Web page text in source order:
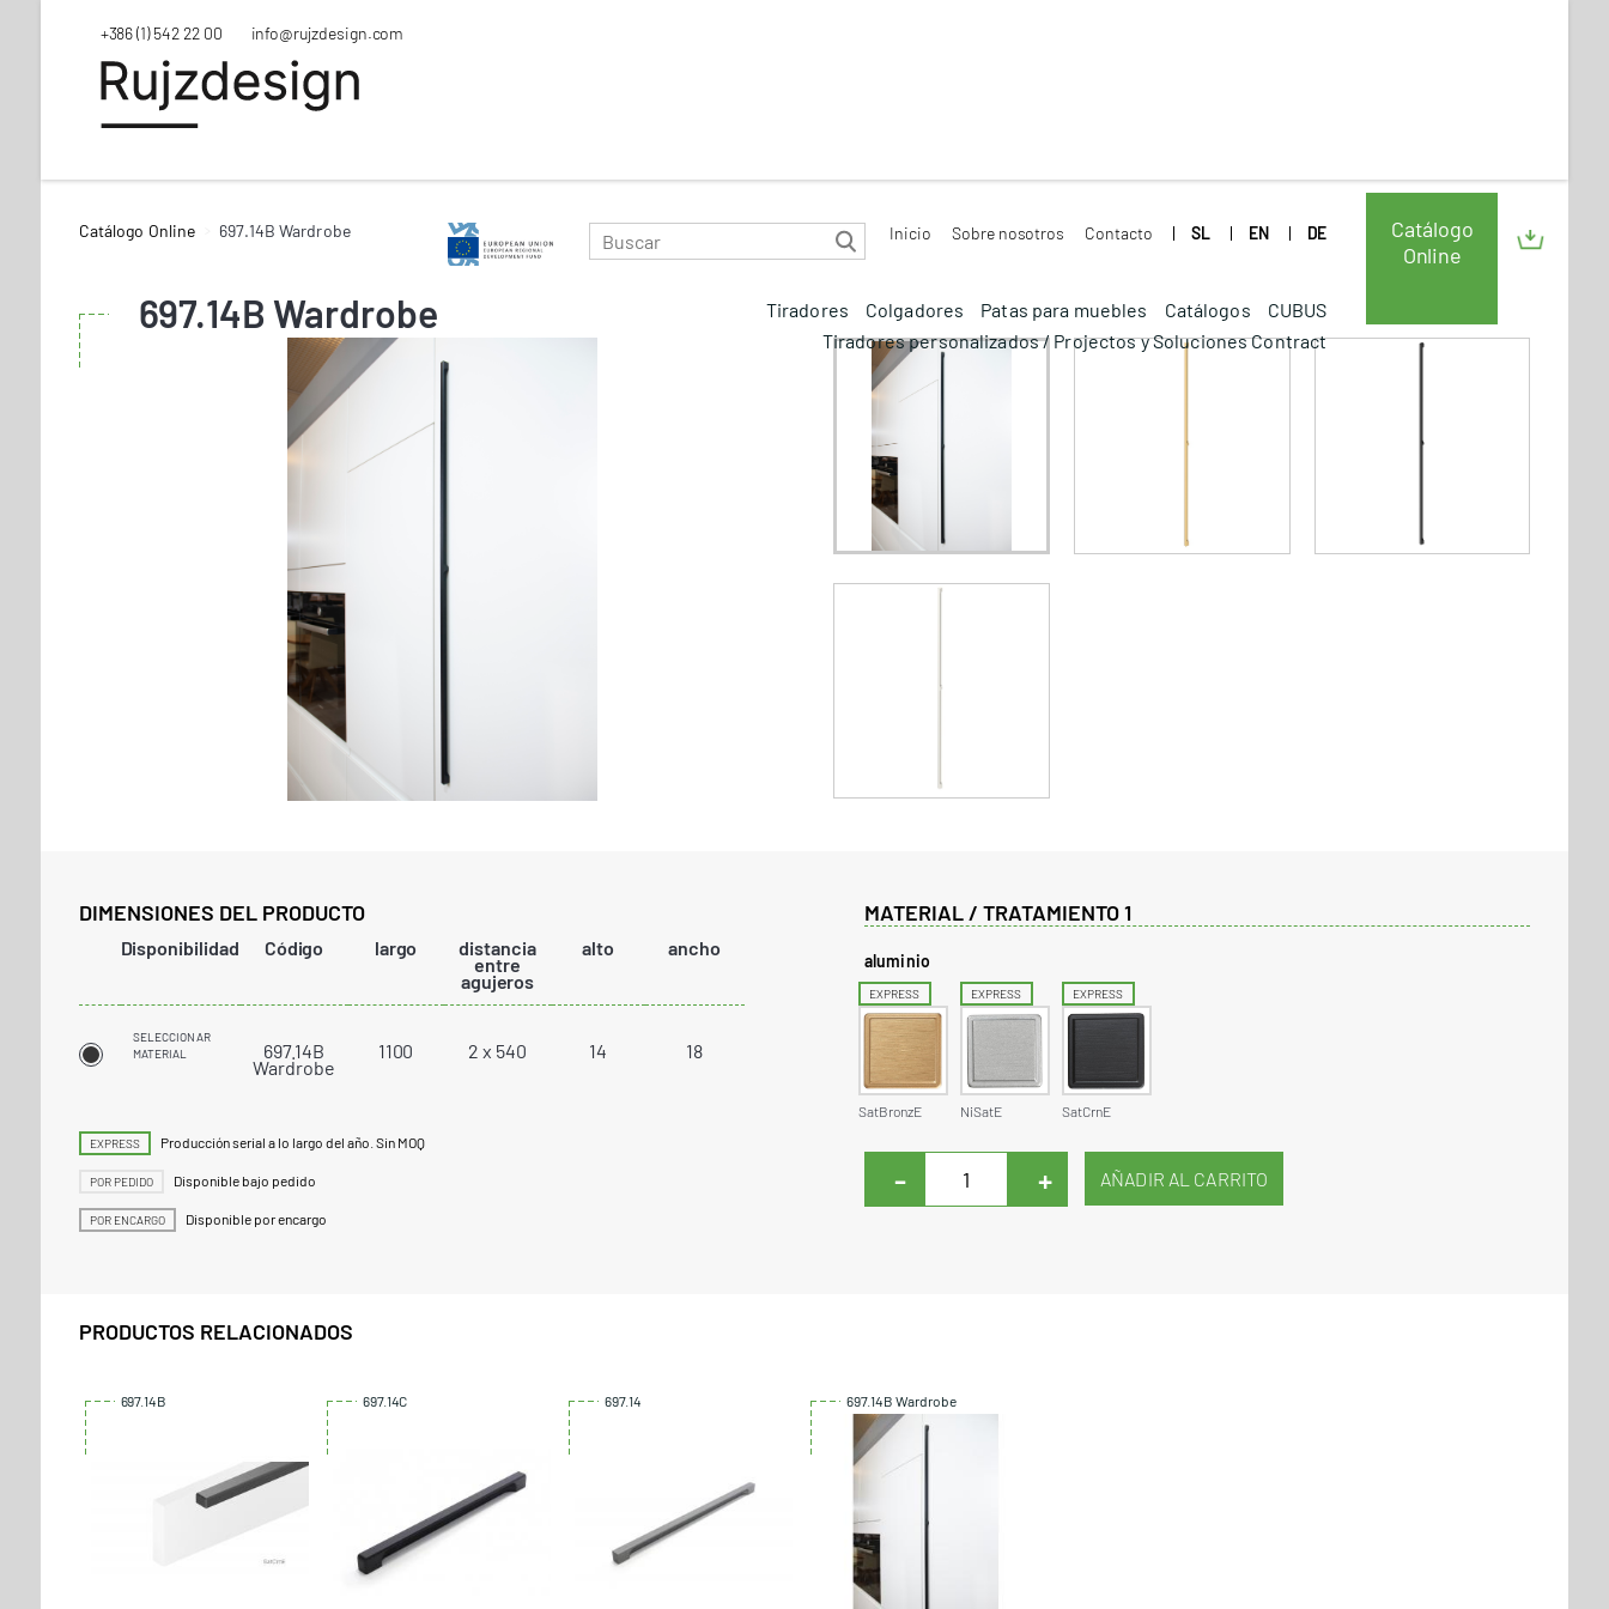
+386 (1) 542 22 00 info@rujzdesign.com
Inicio Sobre nosotros Contacto SL EN DE
Tiradores Colgadores Patas para muebles Catálogos
CUBUS
Tiradores personalizados / Projectos y Soluciones Contract
Catálogo
Online
Catálogo Online 697.14B Wardrobe
697.14B Wardrobe
DIMENSIONES DEL PRODUCTO
Disponibilidad Código largo distancia
entre
agujeros
alto ancho
SELECCIONAR
MATERIAL
697.14B
Wardrobe
1100 2 x 540 14 18
EXPRESS Producción serial a lo largo del año. Sin MOQ
POR PEDIDO Disponible bajo pedido
POR ENCARGO Disponible por encargo
MATERIAL / TRATAMIENTO 1
aluminio
EXPRESS
SatBronzE
EXPRESS
NiSatE
EXPRESS
SatCrnE
- +
PRODUCTOS RELACIONADOS
697.14B 697.14C 697.14 697.14B Wardrobe